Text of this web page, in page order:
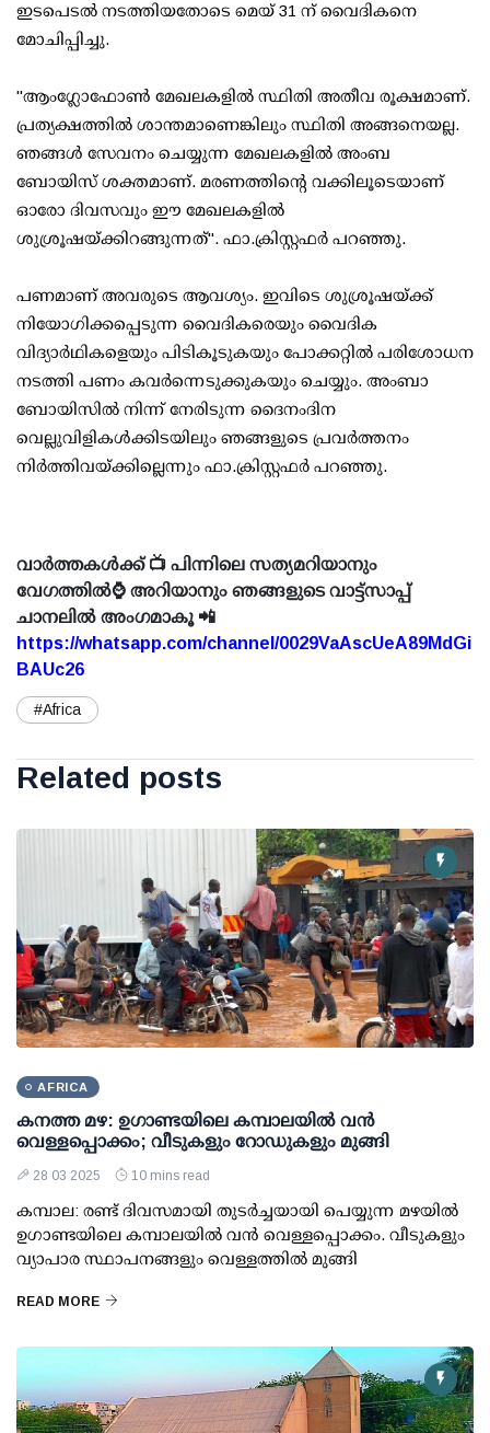
ഇടപെടല്‍ നടത്തിയതോടെ മെയ് 31 ന് വൈദികനെ
മോചിപ്പിച്ചു.
''ആംഗ്ലോഫോണ്‍ മേഖലകളില്‍ സ്ഥിതി അതീവ രൂക്ഷമാണ്.
പ്രത്യക്ഷത്തില്‍ ശാന്തമാണെങ്കിലും സ്ഥിതി അങ്ങനെയല്ല.
ഞങ്ങള്‍ സേവനം ചെയ്യുന്ന മേഖലകളില്‍ അംബ
ബോയിസ് ശക്തമാണ്. മരണത്തിന്റെ വക്കിലൂടെയാണ്
ഓരോ ദിവസവും ഈ മേഖലകളില്‍
ശുശ്രൂഷയ്ക്കിറങ്ങുന്നത്''. ഫാ.ക്രിസ്റ്റഫര്‍ പറഞ്ഞു.
പണമാണ് അവരുടെ ആവശ്യം. ഇവിടെ ശുശ്രൂഷയ്ക്ക്
നിയോഗിക്കപ്പെടുന്ന വൈദികരെയും വൈദിക
വിദ്യാര്‍ഥികളെയും പിടികൂടുകയും പോക്കറ്റില്‍ പരിശോധന
നടത്തി പണം കവര്‍ന്നെടുക്കുകയും ചെയ്യും. അംബാ
ബോയിസില്‍ നിന്ന് നേരിടുന്ന ദൈനംദിന
വെല്ലുവിളികള്‍ക്കിടയിലും ഞങ്ങളുടെ പ്രവര്‍ത്തനം
നിര്‍ത്തിവയ്ക്കില്ലെന്നും ഫാ.ക്രിസ്റ്റഫര്‍ പറഞ്ഞു.
വാർത്തകൾക്ക് 📺 പിന്നിലെ സത്യമറിയാനും
വേഗത്തിൽ⌚ അറിയാനും ഞങ്ങളുടെ വാട്ട്സാപ്പ്
ചാനലിൽ അംഗമാകൂ 📲
https://whatsapp.com/channel/0029VaAscUeA89MdGi
BAUc26
#Africa
Related posts
AFRICA
കനത്ത മഴ: ഉഗാണ്ടയിലെ കമ്പാലയില്‍ വന്‍
വെള്ളപ്പൊക്കം; വീടുകളും റോഡുകളും മുങ്ങി
28 03 2025 10 mins read
കമ്പാല: രണ്ട് ദിവസമായി തുടര്‍ച്ചയായി പെയ്യുന്ന മഴയില്‍
ഉഗാണ്ടയിലെ കമ്പാലയില്‍ വന്‍ വെള്ളപ്പൊക്കം. വീടുകളും
വ്യാപാര സ്ഥാപനങ്ങളും വെള്ളത്തില്‍ മുങ്ങി
READ MORE